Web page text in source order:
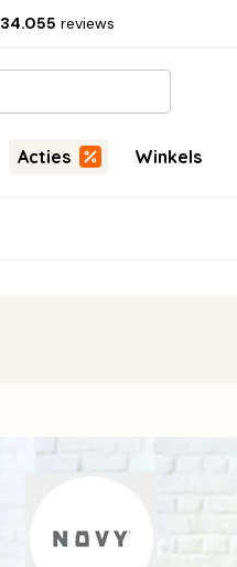
34.055 reviews
Acties Winkels